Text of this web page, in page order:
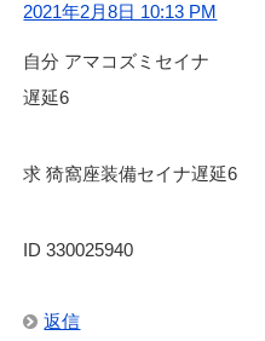
2021年2月8日 10:13 PM
自分 アマコズミセイナ
遅延6
求 猗窩座装備セイナ遅延6
ID 330025940
返信